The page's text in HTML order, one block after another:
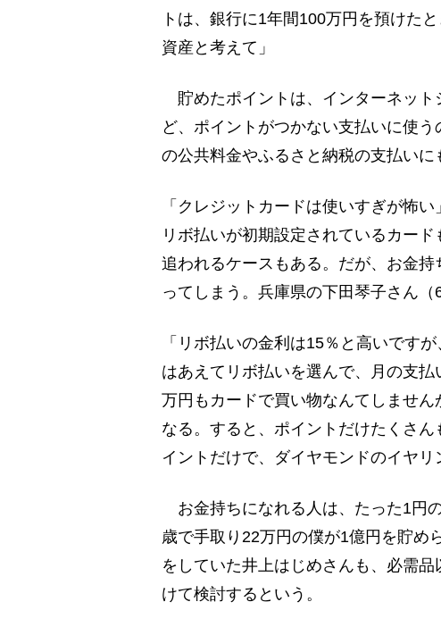
トは、銀行に1年間100万円を預けた
資産と考えて」
貯めたポイントは、インターネット
ど、ポイントがつかない支払いに使
の公共料金やふるさと納税の支払いに
「クレジットカードは使いすぎが怖
リボ払いが初期設定されているカー
追われるケースもある。だが、お金
ってしまう。兵庫県の下田琴子さん（
「リボ払いの金利は15％と高いです
はあえてリボ払いを選んで、月の支
万円もカードで買い物なんてしません
なる。すると、ポイントだけたくさ
イントだけで、ダイヤモンドのイヤリ
お金持ちになれる人は、たった1円
歳で手取り22万円の僕が1億円を貯め
をしていた井上はじめさんも、必需
けて検討するという。